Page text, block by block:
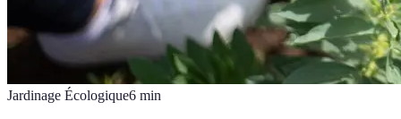
Jardinage Écologique6 min